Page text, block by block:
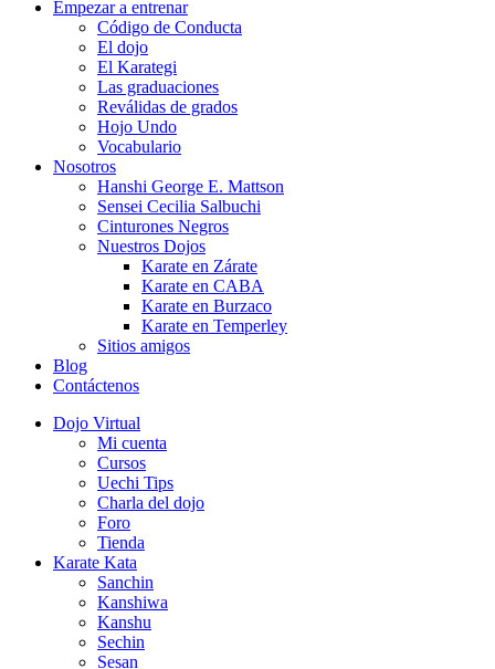
Empezar a entrenar
Código de Conducta
El dojo
El Karategi
Las graduaciones
Reválidas de grados
Hojo Undo
Vocabulario
Nosotros
Hanshi George E. Mattson
Sensei Cecilia Salbuchi
Cinturones Negros
Nuestros Dojos
Karate en Zárate
Karate en CABA
Karate en Burzaco
Karate en Temperley
Sitios amigos
Blog
Contáctenos
Dojo Virtual
Mi cuenta
Cursos
Uechi Tips
Charla del dojo
Foro
Tienda
Karate Kata
Sanchin
Kanshiwa
Kanshu
Sechin
Sesan